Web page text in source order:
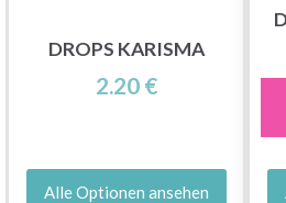
DROPS KARISMA
2.20 €
Alle Optionen ansehen